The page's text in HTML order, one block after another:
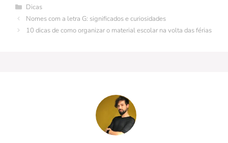
b
o
st r
dI
n
A
p
a
m n
Categorias
Dicas
Nomes com a letra G: significados e curiosidades
10 dicas de como organizar o material escolar na volta das férias